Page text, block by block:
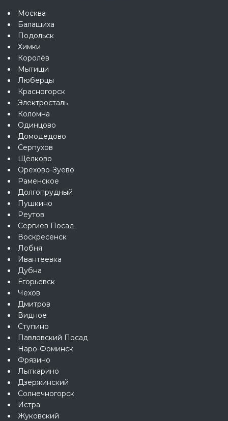
Москва
Балашиха
Подольск
Химки
Королёв
Мытищи
Люберцы
Красногорск
Электросталь
Коломна
Одинцово
Домодедово
Серпухов
Щёлково
Орехово-Зуево
Раменское
Долгопрудный
Пушкино
Реутов
Сергиев Посад
Воскресенск
Лобня
Ивантеевка
Дубна
Егорьевск
Чехов
Дмитров
Видное
Ступино
Павловский Посад
Наро-Фоминск
Фрязино
Лыткарино
Дзержинский
Солнечногорск
Истра
Жуковский